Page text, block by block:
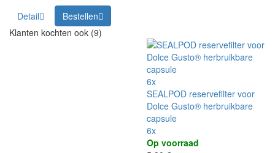
Detail
Bestellen
Klanten kochten ook (9)
6x
SEALPOD reservefilter voor
Dolce Gusto® herbruikbare
capsule
6x
Op voorraad